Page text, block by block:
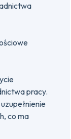
pracy.
co ma